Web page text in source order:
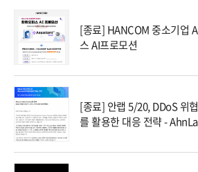
[종료] HANCOM 중소기업
스 AI프로모션
[종료] 안랩 5/20, DDoS 위
를 활용한 대응 전략 -